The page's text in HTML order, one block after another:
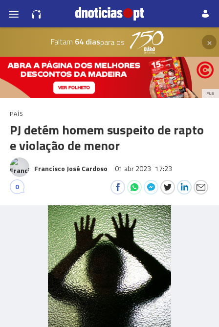
Faltam 64 diaspara os ×
PUB
PAÍS
PJ detém homem suspeito de rapto
e violação de menor
Francisco José Cardoso 01 abr 2023 17:23
0